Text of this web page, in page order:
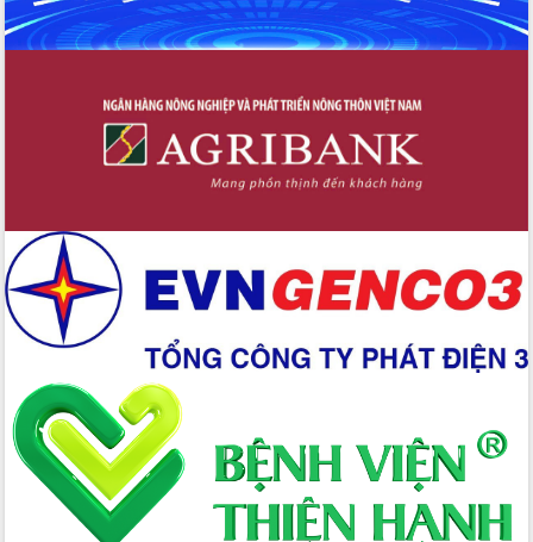
Quyết liệt tháo gỡ vướng mắc, đẩy
nhanh tiến độ các dự án trọng điểm
Hòn Yến phát triển du lịch gắn với bảo
Lấy ý kiến điều chỉnh Quy hoạch tỉnh
Đắk Lắk thời kỳ 2021-2030, tầm nhìn
Phát động chiến dịch 30 ngày đêm
giải phóng mặt bằng Tuyến đường bộ
ven biển
Đắk Lắk nỗ lực thúc đẩy tăng trưởng
kinh tế từ 10% trở lên trong Quý
II/2026
Đắk Lắk ký kết thỏa thuận hợp tác về
chuyển đổi số giai đoạn 2026 – 2030
với Tập đoàn Bưu chính Viễn thông
Việt Nam
Thứ trưởng Bộ Y tế làm việc với tỉnh
Đắk Lắk về phát triển nhân lực y tế
cho trạm y tế cấp xã